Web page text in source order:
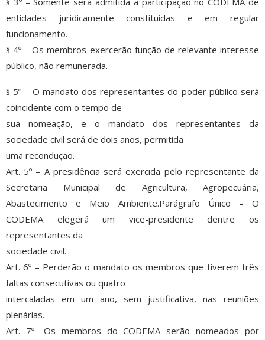
entidades juridicamente constituídas e em regular
funcionamento.
§ 4º – Os membros exercerão função de relevante interesse
público, não remunerada.
§ 5º – O mandato dos representantes do poder público será
coincidente com o tempo de
sua nomeação, e o mandato dos representantes da
sociedade civil será de dois anos, permitida
uma recondução.
Art. 5º – A presidência será exercida pelo representante da
Secretaria Municipal de Agricultura, Agropecuária,
Abastecimento e Meio Ambiente.Parágrafo Único – O
CODEMA elegerá um vice-presidente dentre os
representantes da
sociedade civil.
Art. 6º – Perderão o mandato os membros que tiverem três
faltas consecutivas ou quatro
intercaladas em um ano, sem justificativa, nas reuniões
plenárias.
Art. 7º- Os membros do CODEMA serão nomeados por